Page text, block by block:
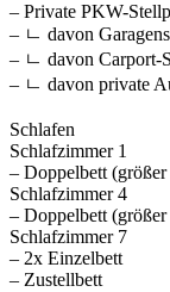
– Private PKW-
– ㄴ davon
– ㄴ davon Carport-
– ㄴ davon private
Schlafen
Schlafzimmer 1
– Doppelbett
Schlafzimmer 4
– Doppelbett
Schlafzimmer 7
– 2x Einzelbett
– Zustellbett